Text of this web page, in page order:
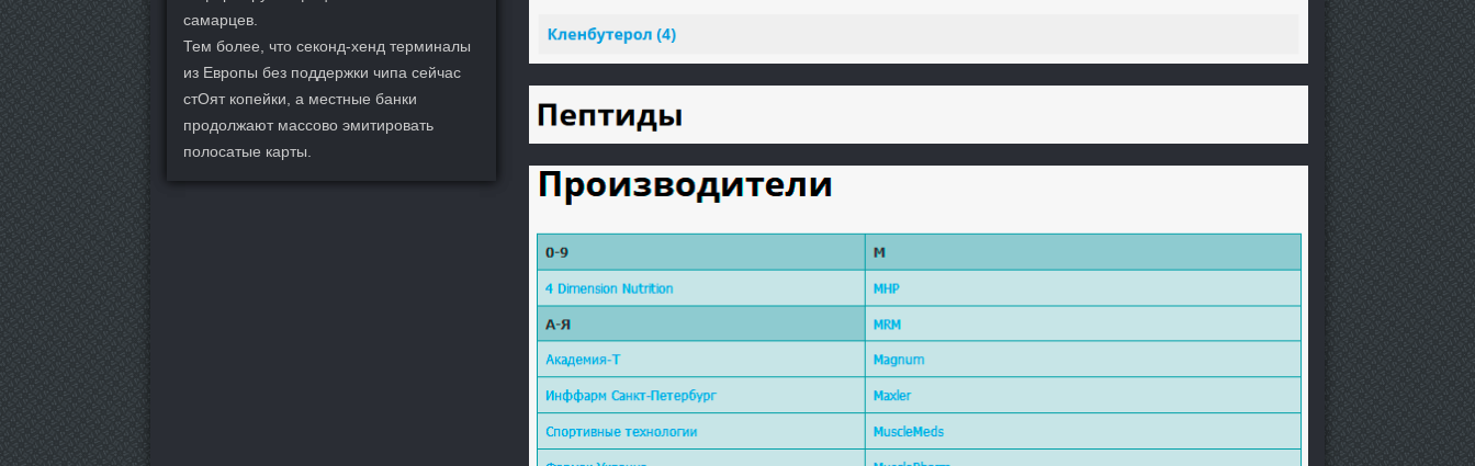
самарцев.
Тем более, что секонд-хенд терминалы
из Европы без поддержки чипа сейчас
стОят копейки, а местные банки
продолжают массово эмитировать
полосатые карты.